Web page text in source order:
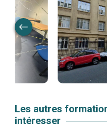
Les autres
intéresser